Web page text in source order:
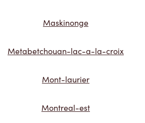
Maskinonge
Metabetchouan-lac-a-la-croix
Mont-laurier
Montreal-est